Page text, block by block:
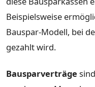
Beispielsweise
Bauspar-Modell, bei
gezahlt wird.
Bausparverträge